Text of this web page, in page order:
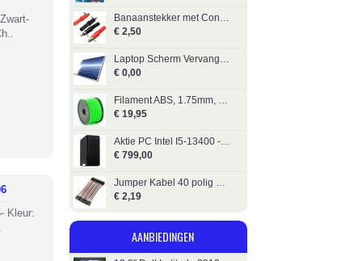
Banaanstekker met Contrastekker - 2 paar Zwart en Rood
€ 2,50
Laptop Scherm Vervangen 15,6"
€ 0,00
Filament ABS, 1.75mm, 1kg, Groen, Gembird
€ 19,95
Aktie PC Intel I5-13400 - Silent - 32GB - 1000GB SSD
€ 799,00
Jumper Kabel 40 polig M/M - 20 CM (voor Arduino)
€ 2,19
AANBIEDINGEN
Kleur: